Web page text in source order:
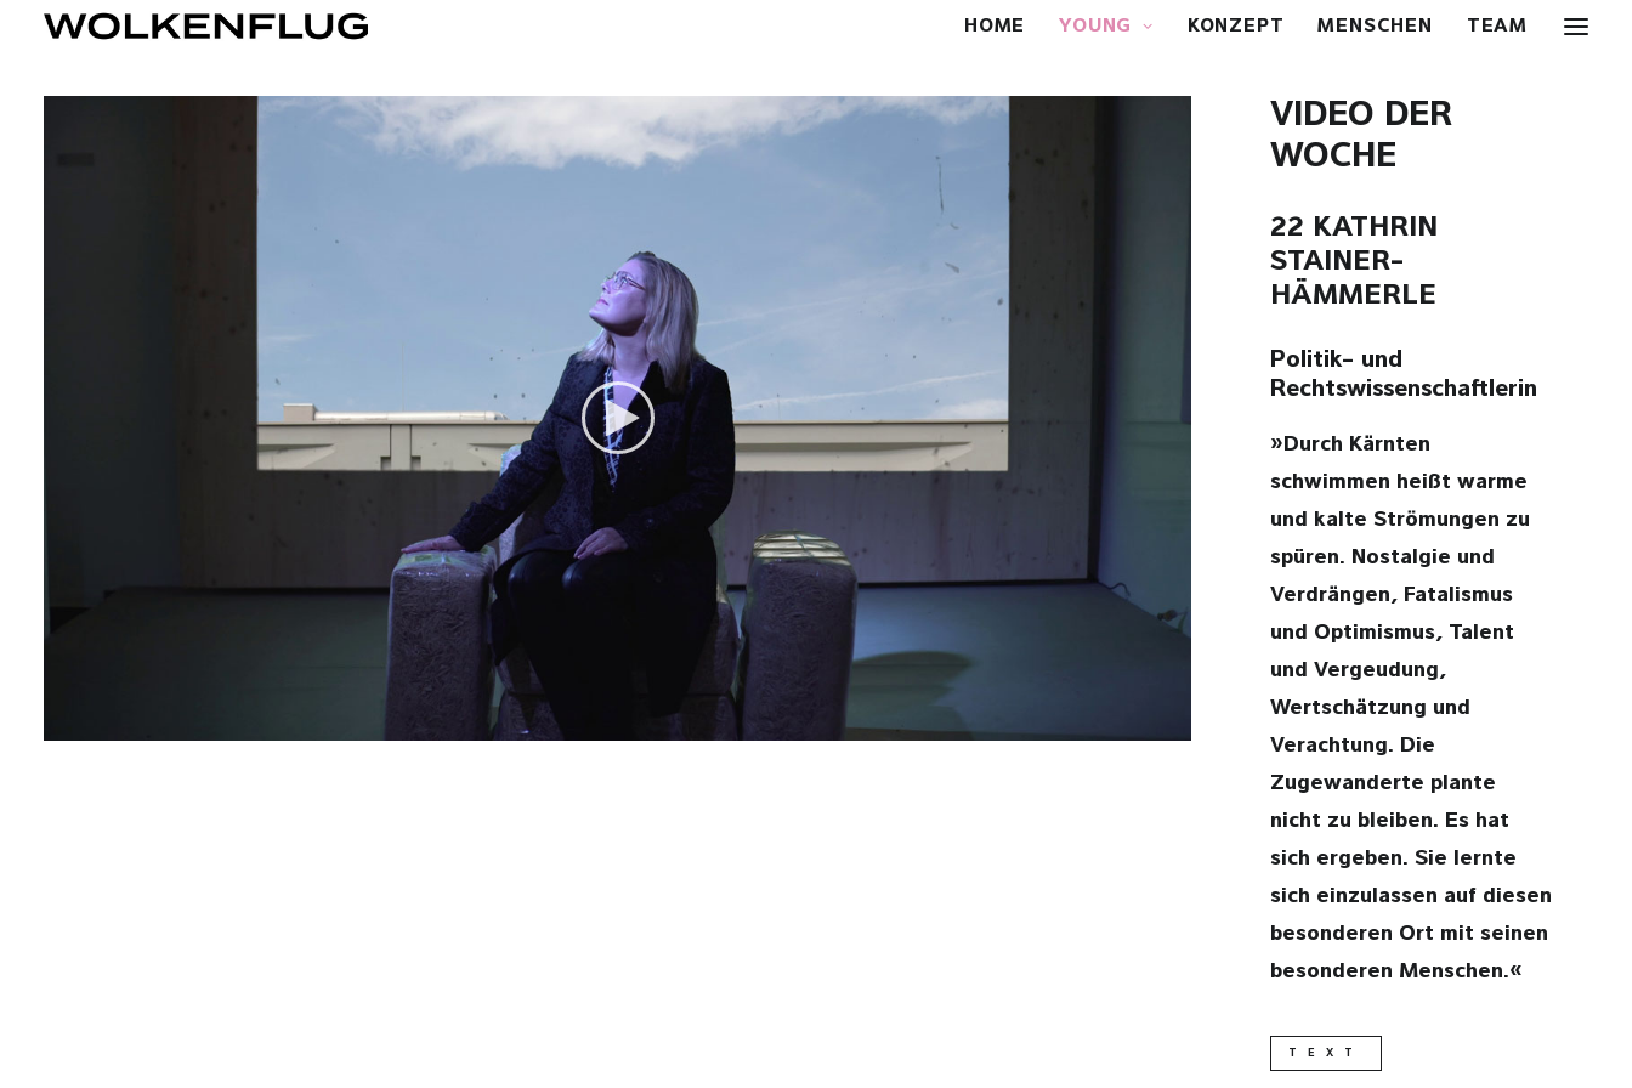
HOME YOUNG KONZEPT MENSCHEN TEAM
VIDEO DER
WOCHE
22 KATHRIN
STAINER-
HÄMMERLE
Politik- und
Rechtswissenschaftlerin
»Durch Kärnten
schwimmen heißt warme
und kalte Strömungen zu
spüren. Nostalgie und
Verdrängen, Fatalismus
und Optimismus, Talent
und Vergeudung,
Wertschätzung und
Verachtung. Die
Zugewanderte plante
nicht zu bleiben. Es hat
sich ergeben. Sie lernte
sich einzulassen auf diesen
besonderen Ort mit seinen
besonderen Menschen.«
TEXT